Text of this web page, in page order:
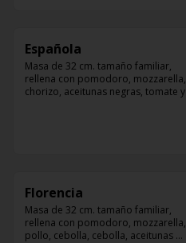
Española
Masa de 32 cm. tamaño familiar,
rellena con pomodoro, mozzarella,
chorizo, aceitunas negras, tomate y
Florencia
Masa de 32 cm. tamaño familiar,
rellena con pomodoro, mozzarella,
pollo, cebolla, cebolla, aceitunas